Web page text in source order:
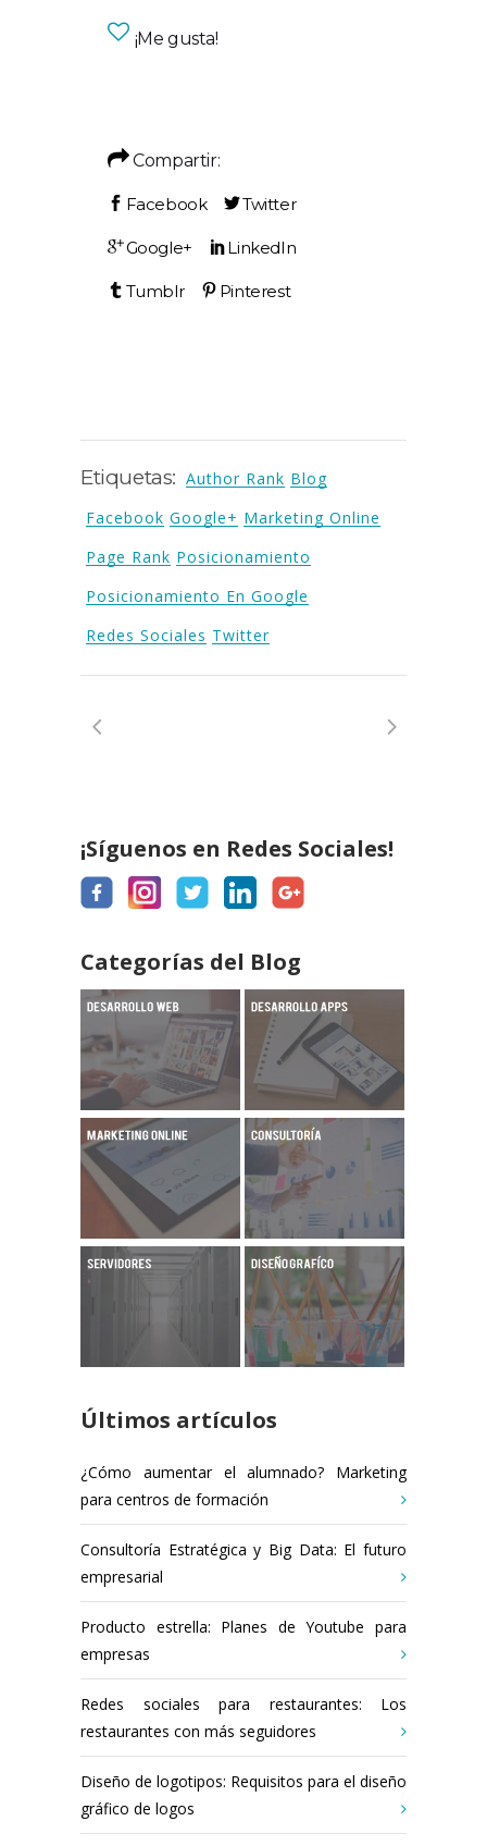
¡Me gusta!
Compartir:
Etiquetas: Author Rank Blog
Facebook Google+ Marketing Online
Page Rank Posicionamiento
Posicionamiento En Google
Redes Sociales Twitter
¡Síguenos en Redes Sociales!
Categorías del Blog
Últimos artículos
¿Cómo aumentar el alumnado? Marketing
para centros de formación
Consultoría Estratégica y Big Data: El futuro
empresarial
Producto estrella: Planes de Youtube para
empresas
Redes sociales para restaurantes: Los
restaurantes con más seguidores
Diseño de logotipos: Requisitos para el diseño
gráfico de logos